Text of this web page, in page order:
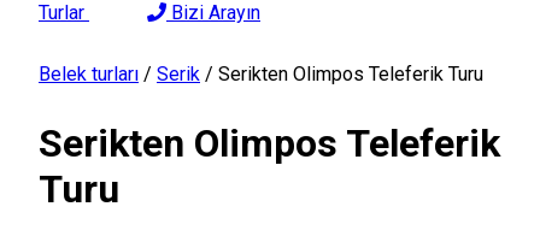
Turlar
Bizi Arayın
Belek turları / Serik / Serikten Olimpos Teleferik Turu
Serikten Olimpos Teleferik
Turu